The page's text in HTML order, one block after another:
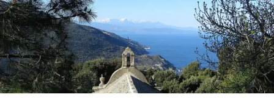
Skip
to
content